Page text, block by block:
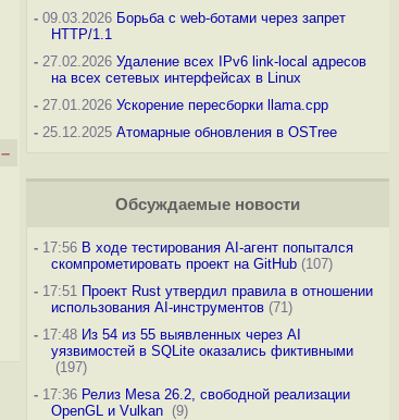
–
-09.03.2026 Борьба с web-ботами через запрет
HTTP/1.1
-27.02.2026 Удаление всех IPv6 link-local адресов
на всех сетевых интерфейсах в Linux
-27.01.2026 Ускорение пересборки llama.cpp
-25.12.2025 Атомарные обновления в OSTree
Обсуждаемые новости
-17:56 В ходе тестирования AI-агент попытался
скомпрометировать проект на GitHub(107)
-17:51 Проект Rust утвердил правила в отношении
использования AI-инструментов(71)
-17:48 Из 54 из 55 выявленных через AI
уязвимостей в SQLite оказались фиктивными
(197)
-17:36 Релиз Mesa 26.2, свободной реализации
OpenGL и Vulkan (9)